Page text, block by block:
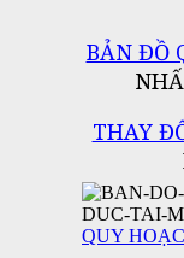
BẢN ĐỒ
THAY
QUY